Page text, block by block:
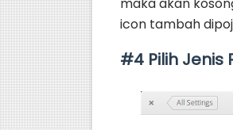
icon tambah
#4 Pilih Jenis